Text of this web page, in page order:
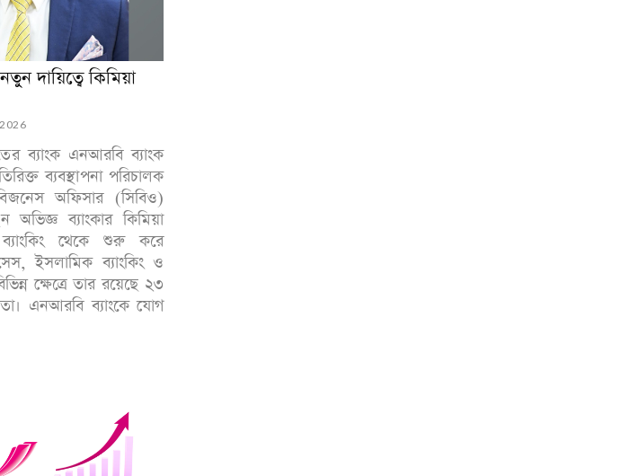
দায়িত্বে কিমিয়া
ব্যাংক এনআরবি ব্যাংক
ব্যবস্থাপনা পরিচালক
অফিসার (সিবিও)
অভিজ্ঞ ব্যাংকার কিমিয়া
থেকে শুরু করে
ইসলামিক ব্যাংকিং ও
ক্ষেত্রে তার রয়েছে ২৩
এনআরবি ব্যাংকে যোগ